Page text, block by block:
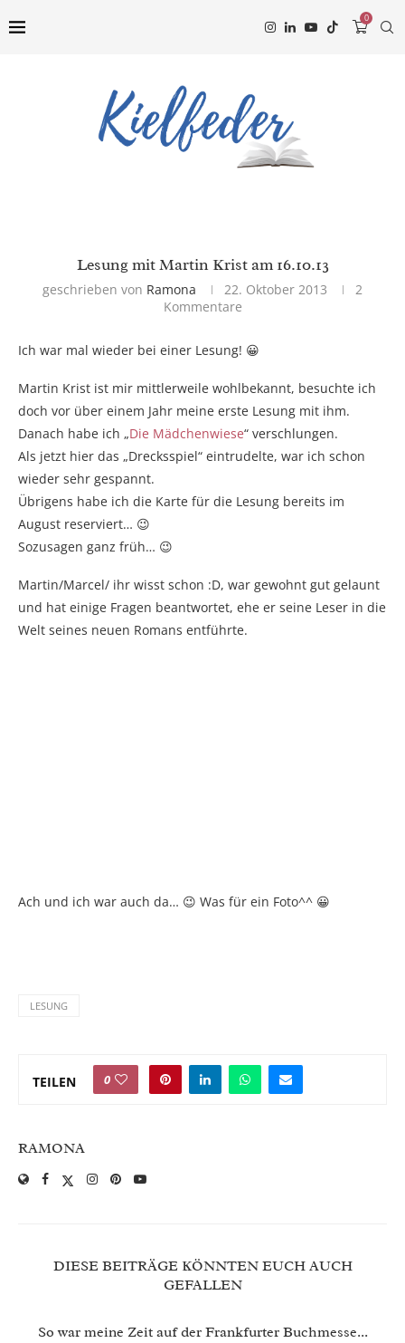
0
Lesung mit Martin Krist am 16.10.13
geschrieben von Ramona 22. Oktober 2013
2
Kommentare
Ich war mal wieder bei einer Lesung! 😀
Martin Krist ist mir mittlerweile wohlbekannt, besuchte ich
doch vor über einem Jahr meine erste Lesung mit ihm.
Danach habe ich „Die Mädchenwiese“ verschlungen.
Als jetzt hier das „Drecksspiel“ eintrudelte, war ich schon
wieder sehr gespannt.
Übrigens habe ich die Karte für die Lesung bereits im
August reserviert… 😉
Sozusagen ganz früh… 😉
Martin/Marcel/ ihr wisst schon :D, war gewohnt gut gelaunt
und hat einige Fragen beantwortet, ehe er seine Leser in die
Welt seines neuen Romans entführte.
Ach und ich war auch da… 😉 Was für ein Foto^^ 😀
LESUNG
TEILEN 0
RAMONA
DIESE BEITRÄGE KÖNNTEN EUCH AUCH
GEFALLEN
So war meine Zeit auf der Frankfurter Buchmesse...